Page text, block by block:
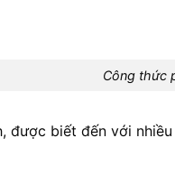
Công thức
được biết đến với